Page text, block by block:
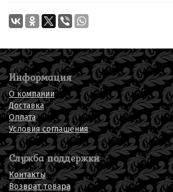
Информация
О компании
Доставка
Оплата
Условия соглашения
Служба поддержки
Контакты
Возврат товара